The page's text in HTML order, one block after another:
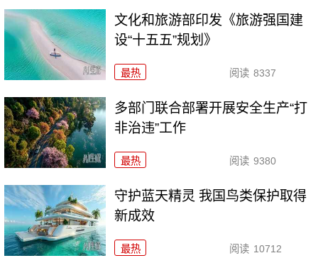
文化和旅游部印发《旅游强国建
设“十五五”规划》
最热 阅读 8337
多部门联合部署开展安全生产“打
非治违”工作
最热 阅读 9380
守护蓝天精灵 我国鸟类保护取得
新成效
最热 阅读 10712